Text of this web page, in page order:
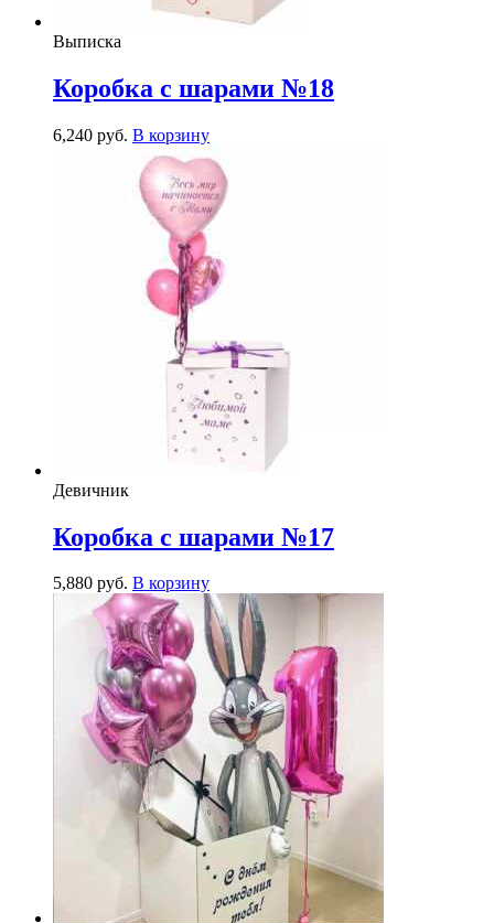
Выписка
Коробка с шарами №18
6,240 руб. В корзину
Девичник
Коробка с шарами №17
5,880 руб. В корзину